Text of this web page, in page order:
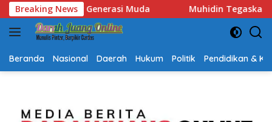
Langsung
ke
konten
Breaking News
Muhidin Tegaskan Penempatan Pejabat Kalsel Berbasis
Beranda Nasional Daerah Hukum Politik Pendidikan &